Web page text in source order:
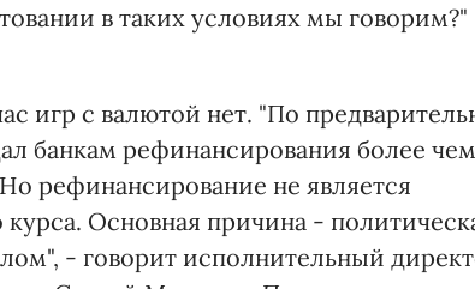
в таких условиях мы говорим?"
игр с валютой нет. "По
банкам рефинансирования более
рефинансирование не является
Основная причина -
- говорит исполнительный